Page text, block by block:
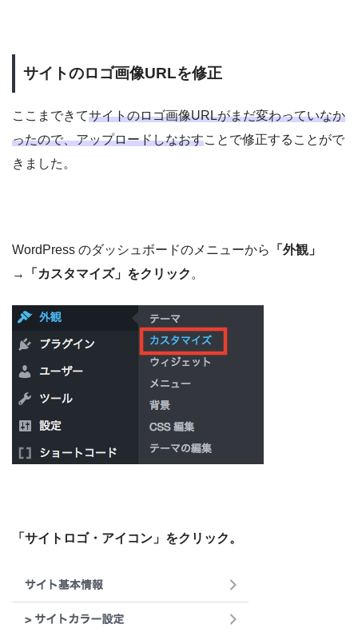
サイトのロゴ画像URLを修正
ここまできてサイトのロゴ画像URLがまだ変わっていなか
ったので、アップロードしなおすことで修正することがで
きました。
WordPress のダッシュボードのメニューから
「外観」
→「カスタマイズ」をクリック 。
「サイトロゴ・アイコン」をクリック。